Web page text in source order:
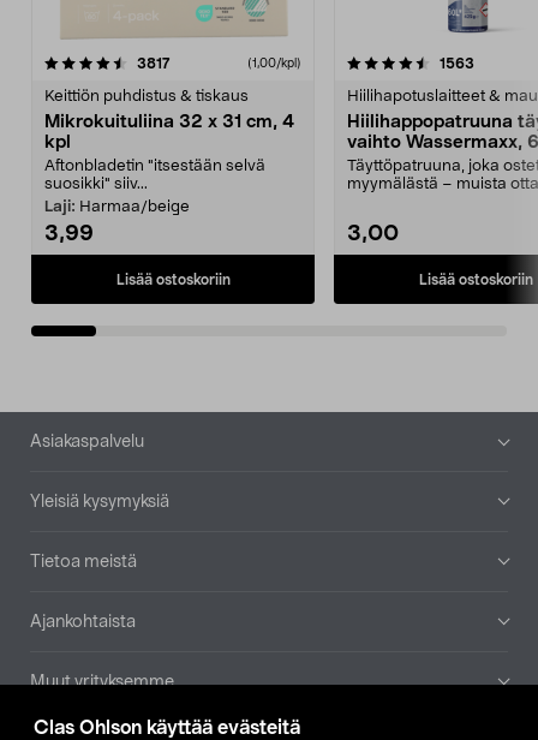
Clas Ohlson käyttää evästeitä
3817arvostelut (1,00/kpl)
Keittiön puhdistus & tiskaus
Mikrokuituliina 32 x 31 cm, 4
kpl
Aftonbladetin "itsestään selvä
suosikki" siiv...
Laji: Harmaa/beige
3,99
Lisää ostoskoriin
4.5viidestä
1563
Hiilihapotuslaitteet &
Hiilihappopatruuna
vaihto Wassermaxx,
Täyttöpatruuna, joka
myymälästä – muista
3,00
Lisää ostoskoriin
4.5viidestä
Alatunniste
Asiakaspalvelu
Yleisiä kysymyksiä
Tietoa meistä
Ajankohtaista
Muut yrityksemme